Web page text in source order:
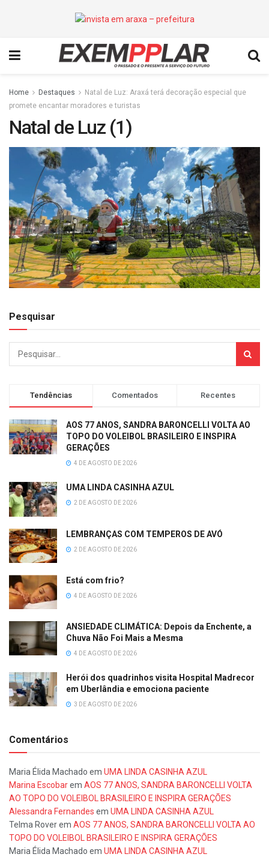
Home Destaques
Natal de Luz: Araxá terá decoração especial que
promete encantar moradores e turistas
Natal de Luz (1)
Pesquisar
Tendências Comentados Recentes
AOS 77 ANOS, SANDRA BARONCELLI VOLTA AO
TOPO DO VOLEIBOL BRASILEIRO E INSPIRA
GERAÇÕES
4 DE AGOSTO DE 2026
UMA LINDA CASINHA AZUL
2 DE AGOSTO DE 2026
LEMBRANÇAS COM TEMPEROS DE AVÓ
2 DE AGOSTO DE 2026
Está com frio?
4 DE AGOSTO DE 2026
ANSIEDADE CLIMÁTICA: Depois da Enchente, a
Chuva Não Foi Mais a Mesma
4 DE AGOSTO DE 2026
Herói dos quadrinhos visita Hospital Madrecor
em Uberlândia e emociona paciente
3 DE AGOSTO DE 2026
Comentários
Maria Élida Machado em UMA LINDA CASINHA AZUL
Marina Escobarem AOS 77 ANOS, SANDRA BARONCELLI VOLTA
AO TOPO DO VOLEIBOL BRASILEIRO E INSPIRA GERAÇÕES
Alessandra Fernandes em UMA LINDA CASINHA AZUL
Telma Roverem AOS 77 ANOS, SANDRA BARONCELLI VOLTA AO
TOPO DO VOLEIBOL BRASILEIRO E INSPIRA GERAÇÕES
Maria Élida Machado em UMA LINDA CASINHA AZUL